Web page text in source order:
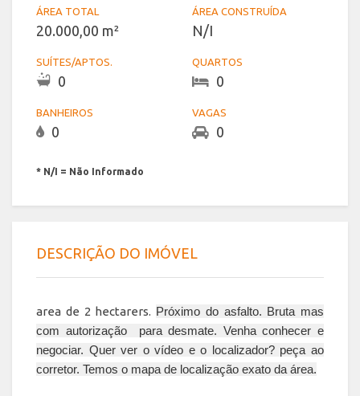
ÁREA TOTAL
20.000,00 m²
ÁREA CONSTRUÍDA
N/I
SUÍTES/APTOS.
0
QUARTOS
0
BANHEIROS
0
VAGAS
0
* N/I = Não Informado
DESCRIÇÃO DO IMÓVEL
area de 2 hectarers. Próximo do asfalto. Bruta mas
com autorização para desmate. Venha conhecer e
negociar. Quer ver o vídeo e o localizador? peça ao
corretor. Temos o mapa de localização exato da área.